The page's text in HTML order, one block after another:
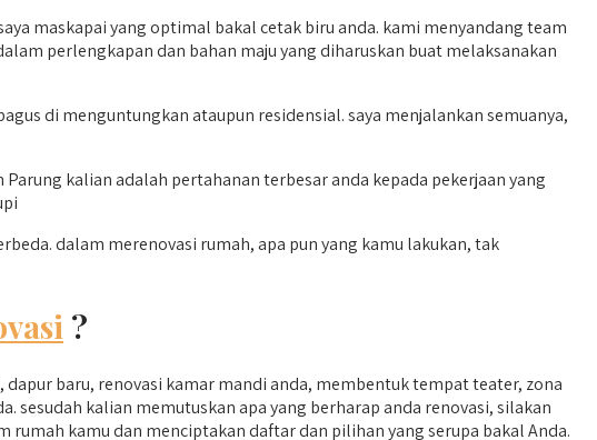
maskapai yang optimal bakal cetak biru anda. kami menyandang team
perlengkapan dan bahan maju yang diharuskan buat melaksanakan
di menguntungkan ataupun residensial. saya menjalankan semuanya,
kalian adalah pertahanan terbesar anda kepada pekerjaan yang
dalam merenovasi rumah, apa pun yang kamu lakukan, tak
?
baru, renovasi kamar mandi anda, membentuk tempat teater, zona
kalian memutuskan apa yang berharap anda renovasi, silakan
rumah kamu dan menciptakan daftar dan pilihan yang serupa bakal Anda.